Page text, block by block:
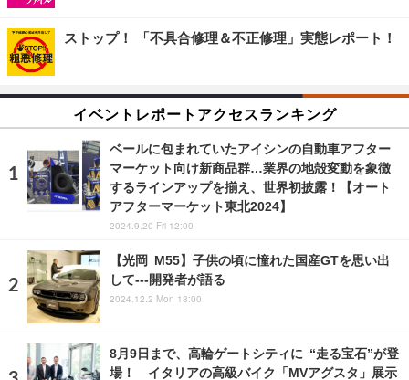
ストップ！ 「不具合修理＆不正修理」実態レポート！
イベントレポートアクセスランキング
ベールに包まれていたアイシンの自動車アフター
マーケット向け新商品群…業界の地殻変動を象徴
するラインアップを揃え、世界初披露！【オート
アフターマーケット東北2024】
2024.9.20 Fri 12:00
【光岡 M55】子供の頃に憧れた国産GTを思い出
して---開発者が語る
2024.12.2 Mon 18:00
8月9日まで、高輪ゲートシティに “走る宝石”が登
場！ イタリアの高級バイク「MVアグスタ」展示